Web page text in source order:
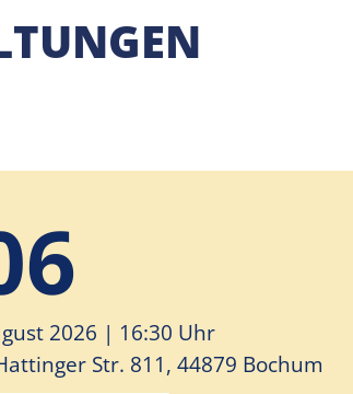
2026 | 16:30 Uhr
Str. 811, 44879 Bochum